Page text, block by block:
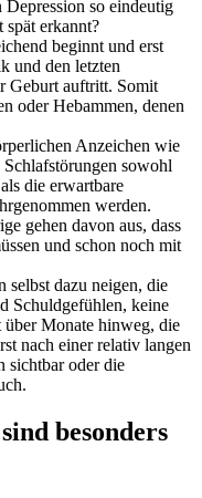
Depression so eindeutig
erkannt?
beginnt und erst
und den letzten
Geburt auftritt. Somit
oder Hebammen, denen
Anzeichen wie
sowohl
die erwartbare
werden.
gehen davon aus, dass
und schon noch mit
selbst dazu neigen, die
Schuldgefühlen, keine
über Monate hinweg, die
nach einer relativ langen
sichtbar oder die
besonders